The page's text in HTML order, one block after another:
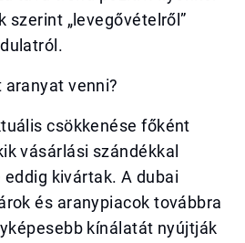
szerint „levegővételről”
venni?
csökkenése főként
vásárlási szándékkal
kivártak. A dubai
és aranypiacok továbbra
kínálatát nyújtják